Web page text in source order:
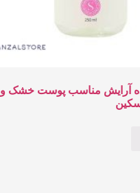
آرایش مناسب پوست خشک و